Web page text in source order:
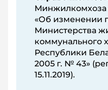
Минжилкомхоза
«Об изменении
Министерства
коммунального
Республики
2005 г. № 43»
15.11.2019).